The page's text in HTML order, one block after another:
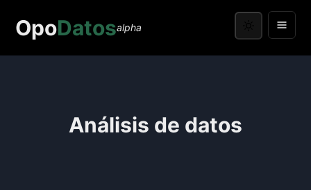
OpoDatosalpha
Análisis de datos